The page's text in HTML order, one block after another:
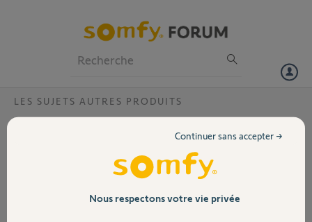
Volet
LES SUJETS AUTRES PRODUITS
Comment envoyer une photo
Nous respectons votre vie privée
Continuer sans accepter →